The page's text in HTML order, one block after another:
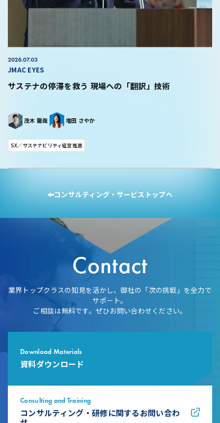
サステナの停滞を救う 現場への「翻訳」技術
2026.07.03
JMAC EYES
茂木 龍哉 増田 さやか
SX／サステナビリティ経営推進
コンサルティング・サービストップへ
Contact
業界トップクラスの知見を活かし、御社の「次の挑戦」を全力で
サポート。
ご相談は無料です。ぜひお問い合わせください。
Download Materials
資料ダウンロード
Consulting and Training
コンサルティング・研修に関するお問い合わ